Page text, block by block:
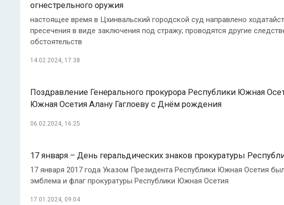
огнестрельного оружия
настоящее время в Цхинвальский городской суд направлено
пресечения в виде заключения под стражу; проводятся другие
обстоятельств
14.02.2024, 17:38
Поздравление Генерального прокурора Республики Южная
Южная Осетия Алану Гаглоеву с Днём рождения
06.02.2024, 16:25
17 января – День геральдических знаков прокуратуры
17 января 2017 года Указом Президента Республики Южная Осетия
эмблема и флаг прокуратуры Республики Южная Осетия
17.01.2024, 09:04